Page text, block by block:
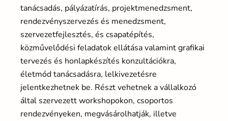
tanácsadás, pályázatírás, projektmenedzsment,
rendezvényszervezés és menedzsment,
szervezetfejlesztés, és csapatépítés,
közművelődési feladatok ellátása valamint grafikai
tervezés és honlapkészítés konzultációkra,
életmód tanácsadásra, lelkivezetésre
jelentkezhetnek be. Részt vehetnek a vállalkozó
által szervezett workshopokon, csoportos
rendezvényeken, megvásárolhatják, illetve